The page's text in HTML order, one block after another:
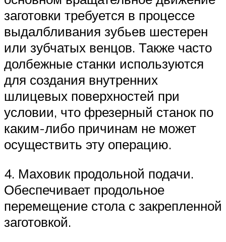
заготовки требуется в процессе
выдалбливания зубьев шестерен
или зубчатых венцов. Также часто
долбежные станки используются
для создания внутренних
шлицевых поверхностей при
условии, что фрезерный станок по
каким-либо причинам не может
осуществить эту операцию.
4. Маховик продольной подачи.
Обеспечивает продольное
перемещение стола с закрепленной
заготовкой.